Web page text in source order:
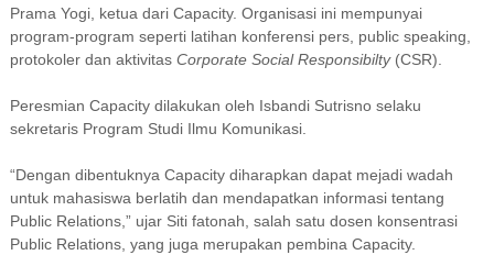
Prama Yogi, ketua dari Capacity. Organisasi ini mempunyai
program-program seperti latihan konferensi pers, public speaking,
protokoler dan aktivitas Corporate Social Responsibilty(CSR).
Peresmian Capacity dilakukan oleh Isbandi Sutrisno selaku
sekretaris Program Studi Ilmu Komunikasi.
“Dengan dibentuknya Capacity diharapkan dapat mejadi wadah
untuk mahasiswa berlatih dan mendapatkan informasi tentang
Public Relations,” ujar Siti fatonah, salah satu dosen konsentrasi
Public Relations, yang juga merupakan pembina Capacity.